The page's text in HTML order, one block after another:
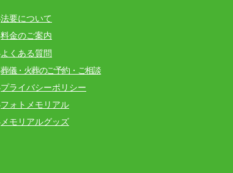
法要について
料金のご案内
よくある質問
葬儀・火葬のご予約・ご相談
プライバシーポリシー
フォトメモリアル
メモリアルグッズ